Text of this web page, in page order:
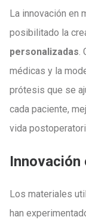
La innovación en
posibilitado la
personalizadas.
médicas y la
prótesis que se
cada paciente,
vida
Innovación
Los materiales
han